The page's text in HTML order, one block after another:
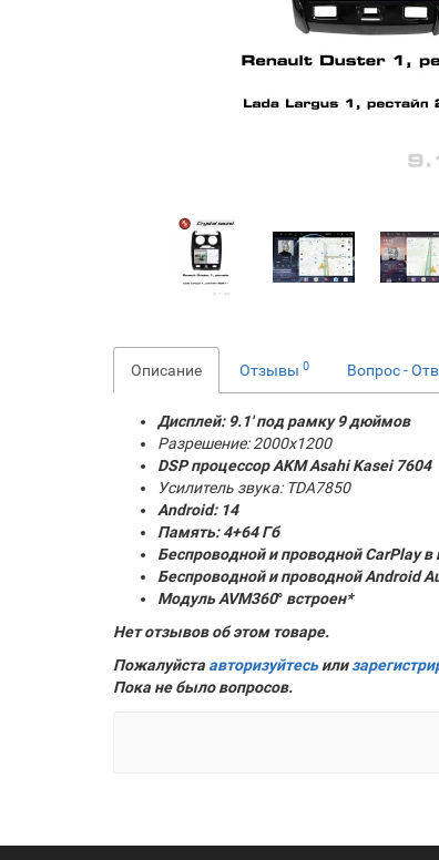
Описание Отзывы 0 Вопрос -
Дисплей: 9.1' под рамку 9 дюймов
Разрешение: 2000x1200
DSP процессор AKM Asahi Kasei 7604
Усилитель звука: TDA7850
Android: 14
Память:4+64 Гб
Беспроводной и проводной CarPlay в
Беспроводной и проводной Android
Модуль AVM360° встроен*
Нет отзывов об этом товаре.
Пожалуйста авторизуйтесьили
Пока не было вопросов.